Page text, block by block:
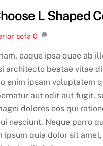
L Shaped
sofa 0
eaque ipsa quae ab
architecto beatae vitae
enim ipsam voluptatem
aut odit aut fugit,
dolores eos qui
nesciunt. Neque porro
ipsum quia dolor sit amet,